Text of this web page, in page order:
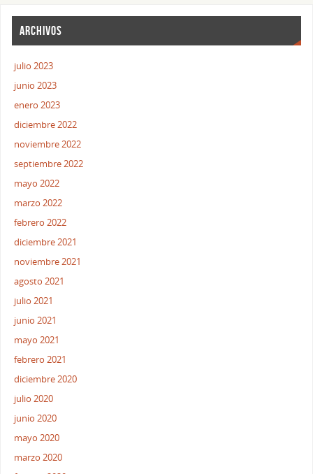
ARCHIVOS
julio 2023
junio 2023
enero 2023
diciembre 2022
noviembre 2022
septiembre 2022
mayo 2022
marzo 2022
febrero 2022
diciembre 2021
noviembre 2021
agosto 2021
julio 2021
junio 2021
mayo 2021
febrero 2021
diciembre 2020
julio 2020
junio 2020
mayo 2020
marzo 2020